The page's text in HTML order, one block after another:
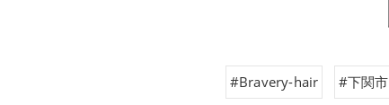
#Bravery-hair #下関市